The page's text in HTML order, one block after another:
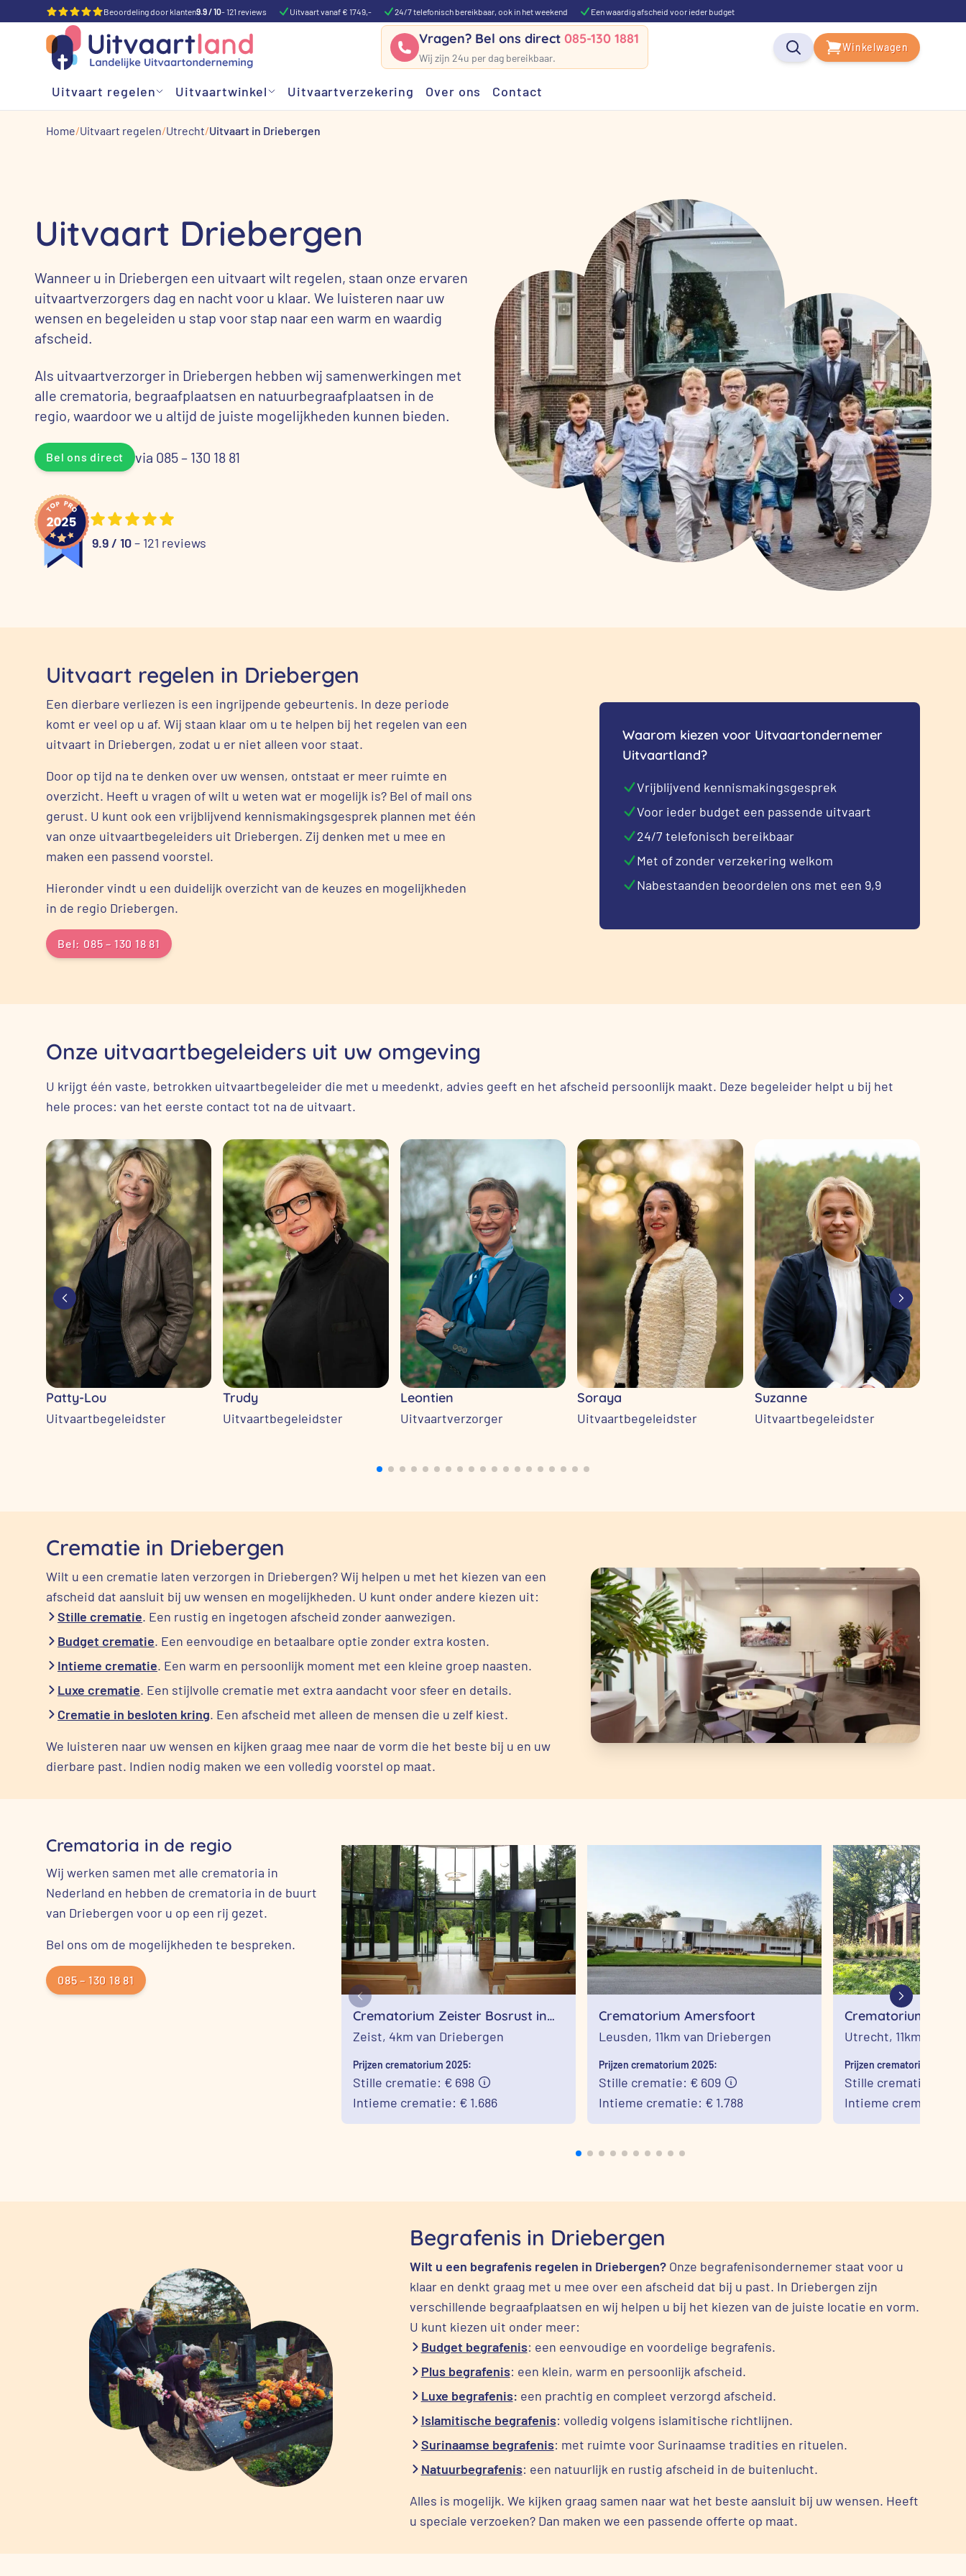
Beoordeling door klanten9.9 / 10- 121 reviews Uitvaart vanaf € 1749,- 24/7 telefonisch bereikbaar, ook in het weekend Een waardig afscheid voor ieder budget
Vragen? Bel ons direct085-130 1881
Wij zijn 24u per dag bereikbaar.
Winkelwagen
Uitvaart regelen Uitvaartwinkel Uitvaartverzekering Over ons Contact
Home Uitvaart regelen Utrecht Uitvaart in Driebergen
Uitvaart Driebergen
Wanneer u in Driebergen een uitvaart wilt regelen, staan onze ervaren
uitvaartverzorgers dag en nacht voor u klaar. We luisteren naar uw
wensen en begeleiden u stap voor stap naar een warm en waardig
afscheid.
Als uitvaartverzorger in Driebergen hebben wij samenwerkingen met
alle crematoria, begraafplaatsen en natuurbegraafplaatsen in de
regio, waardoor we u altijd de juiste mogelijkheden kunnen bieden.
Bel ons direct via 085 – 130 18 81
9.9 / 10– 121 reviews
Uitvaart regelen in Driebergen
Een dierbare verliezen is een ingrijpende gebeurtenis. In deze periode
komt er veel op u af. Wij staan klaar om u te helpen bij het regelen van een
uitvaart in Driebergen, zodat u er niet alleen voor staat.
Door op tijd na te denken over uw wensen, ontstaat er meer ruimte en
overzicht. Heeft u vragen of wilt u weten wat er mogelijk is? Bel of mail ons
gerust. U kunt ook een vrijblijvend kennismakingsgesprek plannen met één
van onze uitvaartbegeleiders uit Driebergen. Zij denken met u mee en
maken een passend voorstel.
Hieronder vindt u een duidelijk overzicht van de keuzes en mogelijkheden
in de regio Driebergen.
Bel: 085 – 130 18 81
Waarom kiezen voor Uitvaartondernemer
Uitvaartland?
Vrijblijvend kennismakingsgesprek
Voor ieder budget een passende uitvaart
24/7 telefonisch bereikbaar
Met of zonder verzekering welkom
Nabestaanden beoordelen ons met een 9,9
Onze uitvaartbegeleiders uit uw omgeving
U krijgt één vaste, betrokken uitvaartbegeleider die met u meedenkt, advies geeft en het afscheid persoonlijk maakt. Deze begeleider helpt u bij het
hele proces: van het eerste contact tot na de uitvaart.
Patty-Lou
Uitvaartbegeleidster
Trudy
Uitvaartbegeleidster
Leontien
Uitvaartverzorger
Soraya
Uitvaartbegeleidster
Suzanne
Uitvaartbegeleidster
Crematie in Driebergen
Wilt u een crematie laten verzorgen in Driebergen? Wij helpen u met het kiezen van een
afscheid dat aansluit bij uw wensen en mogelijkheden. U kunt onder andere kiezen uit:
Stille crematie. Een rustig en ingetogen afscheid zonder aanwezigen.
Budget crematie. Een eenvoudige en betaalbare optie zonder extra kosten.
Intieme crematie. Een warm en persoonlijk moment met een kleine groep naasten.
Luxe crematie. Een stijlvolle crematie met extra aandacht voor sfeer en details.
Crematie in besloten kring. Een afscheid met alleen de mensen die u zelf kiest.
We luisteren naar uw wensen en kijken graag mee naar de vorm die het beste bij u en uw
dierbare past. Indien nodig maken we een volledig voorstel op maat.
Crematoria in de regio
Wij werken samen met alle crematoria in
Nederland en hebben de crematoria in de buurt
van Driebergen voor u op een rij gezet.
Bel ons om de mogelijkheden te bespreken.
085 – 130 18 81
Crematorium Zeister Bosrust in
Zeist
Zeist, 4km van Driebergen
Prijzen crematorium 2025:
Stille crematie: € 698
Intieme crematie: € 1.686
Crematorium Amersfoort
Leusden, 11km van Driebergen
Prijzen crematorium 2025:
Stille crematie: € 609
Intieme crematie: € 1.788
Crematorium St.
Utrecht
Utrecht, 11km van
Prijzen crematorium 2025:
Stille crematie: € 590
Intieme crematie: €
Begrafenis in Driebergen
Wilt u een begrafenis regelen in Driebergen?Onze begrafenisondernemer staat voor u
klaar en denkt graag met u mee over een afscheid dat bij u past. In Driebergen zijn
verschillende begraafplaatsen en wij helpen u bij het kiezen van de juiste locatie en vorm.
U kunt kiezen uit onder meer:
Budget begrafenis: een eenvoudige en voordelige begrafenis.
Plus begrafenis: een klein, warm en persoonlijk afscheid.
Luxe begrafenis: een prachtig en compleet verzorgd afscheid.
Islamitische begrafenis: volledig volgens islamitische richtlijnen.
Surinaamse begrafenis: met ruimte voor Surinaamse tradities en rituelen.
Natuurbegrafenis: een natuurlijk en rustig afscheid in de buitenlucht.
Alles is mogelijk. We kijken graag samen naar wat het beste aansluit bij uw wensen. Heeft
u speciale verzoeken? Dan maken we een passende offerte op maat.